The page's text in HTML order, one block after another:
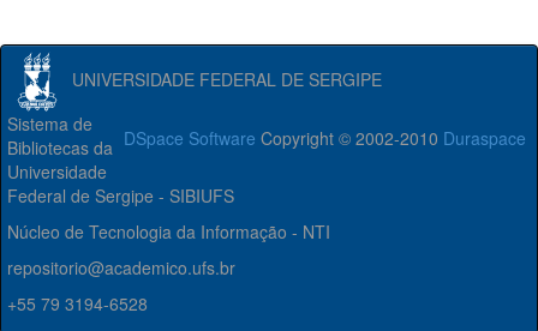
UNIVERSIDADE FEDERAL DE SERGIPE
DSpace Software Copyright © 2002-2010 Duraspace
Sistema de
Bibliotecas da
Universidade
Federal de Sergipe - SIBIUFS
Núcleo de Tecnologia da Informação - NTI
repositorio@academico.ufs.br
+55 79 3194-6528